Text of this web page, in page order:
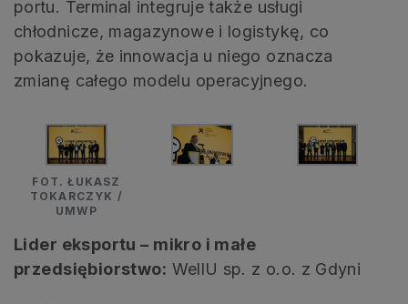
portu. Terminal integruje także usługi
chłodnicze, magazynowe i logistykę, co
pokazuje, że innowacja u niego oznacza
zmianę całego modelu operacyjnego.
FOT. ŁUKASZ
TOKARCZYK /
UMWP
Lider eksportu – mikro i małe
przedsiębiorstwo: WellU sp. z o.o. z Gdyni